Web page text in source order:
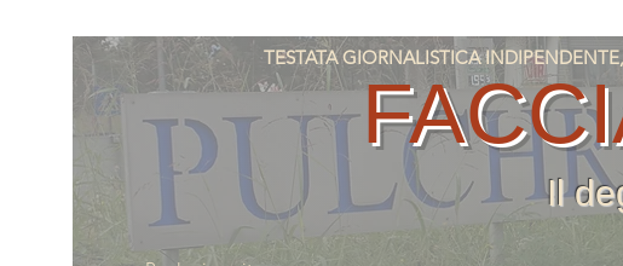
Il
TESTATA GIORNALISTICA